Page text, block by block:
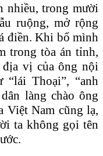
nhiều, trong mười
ruộng, mở rộng
điền. Khi bố mình
trong tòa án tỉnh,
vị của ông nội
“lái Thoại”, “anh
làng chào ông
Việt Nam cũng lạ,
ta không gọi tên